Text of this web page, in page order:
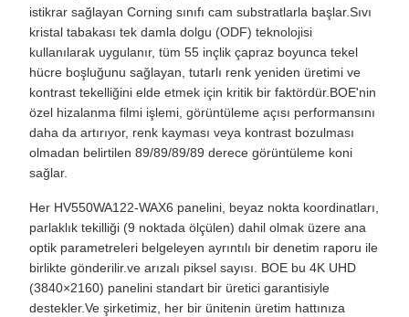
istikrar sağlayan Corning sınıfı cam substratlarla başlar.Sıvı
kristal tabakası tek damla dolgu (ODF) teknolojisi
kullanılarak uygulanır, tüm 55 inçlik çapraz boyunca tekel
hücre boşluğunu sağlayan, tutarlı renk yeniden üretimi ve
kontrast tekelliğini elde etmek için kritik bir faktördür.BOE'nin
özel hizalanma filmi işlemi, görüntüleme açısı performansını
daha da artırıyor, renk kayması veya kontrast bozulması
olmadan belirtilen 89/89/89/89 derece görüntüleme koni
sağlar.
Her HV550WA122-WAX6 panelini, beyaz nokta koordinatları,
parlaklık tekilliği (9 noktada ölçülen) dahil olmak üzere ana
optik parametreleri belgeleyen ayrıntılı bir denetim raporu ile
birlikte gönderilir.ve arızalı piksel sayısı. BOE bu 4K UHD
(3840×2160) panelini standart bir üretici garantisiyle
destekler.Ve şirketimiz, her bir ünitenin üretim hattınıza